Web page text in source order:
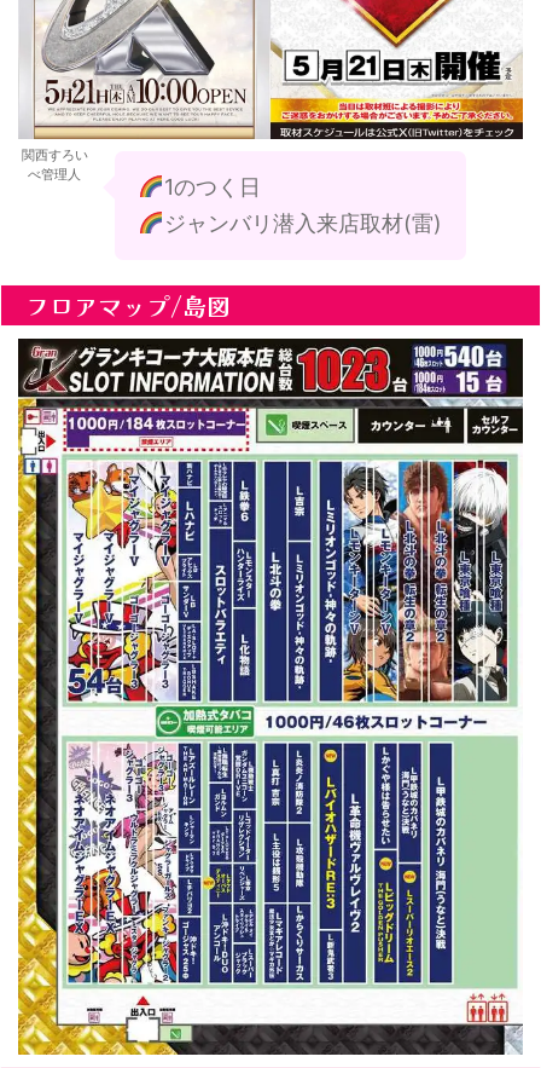
関西すろい
べ管理人
1のつく日
ジャンバリ潜入来店取材(雷)
フロアマップ/島図